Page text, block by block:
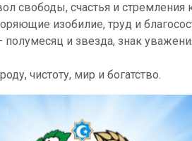
свободы, счастья и стремления
изобилие, труд и
и звезда, знак
чистоту, мир и богатство.